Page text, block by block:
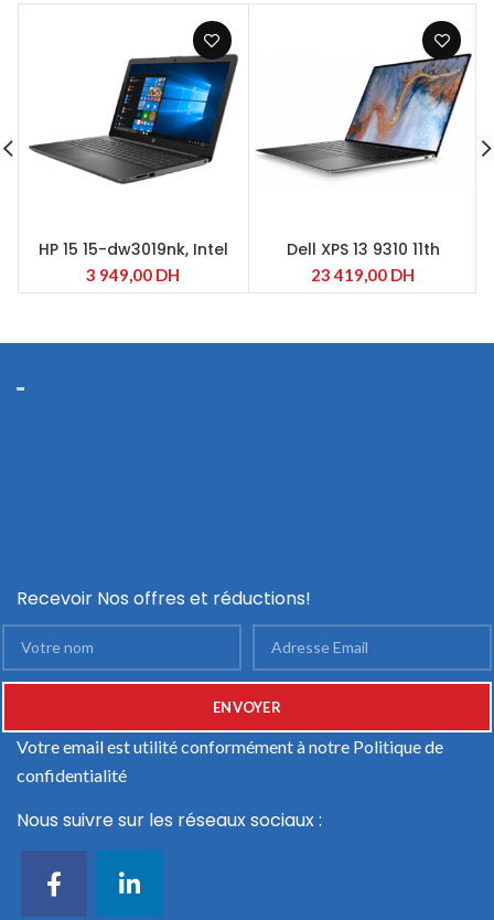
HP 15 15-dw3019nk, Intel
Core i3-1115G4
3 949,00 DH
Dell XPS 13 9310 11th
23 419,00 DH
Recevoir Nos offres et réductions!
Votre email est utilité conformément à notre Politique de
confidentialité
Nous suivre sur les réseaux sociaux :